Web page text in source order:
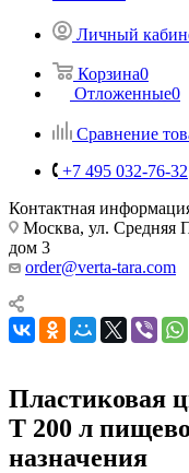
Личный
Корзина0
Отложенные0
Сравнение
+7 495 032-76-32
Контактная
Москва, ул. Средняя
дом 3
order@verta-tara.com
Пластиковая
T 200 л
назначения